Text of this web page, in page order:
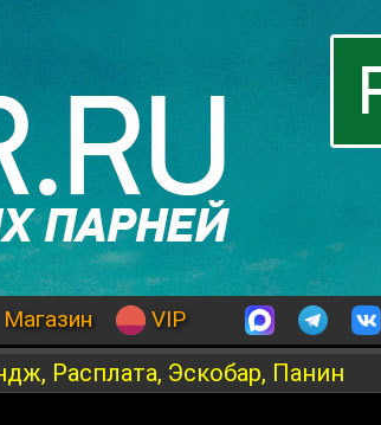
Магазин VIP
Расплата, Эскобар, Панин